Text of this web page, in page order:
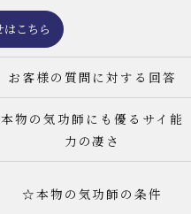
こちら
お客様の質問に対する回答
本物の気功師にも優るサイ能
力の凄さ
☆本物の気功師の条件